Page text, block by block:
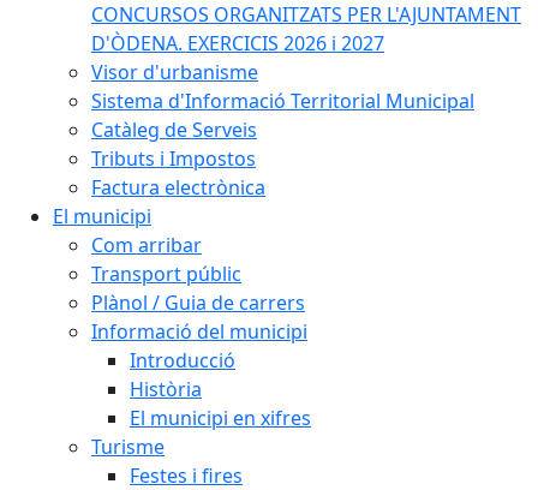
CONCURSOS ORGANITZATS PER L'AJUNTAMENT
D'ÒDENA. EXERCICIS 2026 i 2027
Visor d'urbanisme
Sistema d'Informació Territorial Municipal
Catàleg de Serveis
Tributs i Impostos
Factura electrònica
El municipi
Com arribar
Transport públic
Plànol / Guia de carrers
Informació del municipi
Introducció
Història
El municipi en xifres
Turisme
Festes i fires